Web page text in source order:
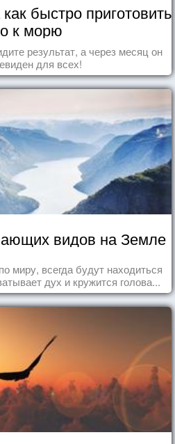
быстро приготовить
к морю
результат, а через месяц он
для всех!
видов на Земле
миру, всегда будут находиться
дух и кружится голова...